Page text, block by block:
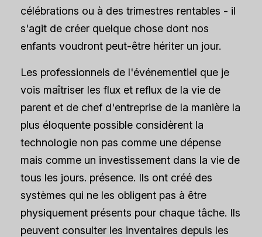
célébrations ou à des trimestres rentables - il
s'agit de créer quelque chose dont nos
enfants voudront peut-être hériter un jour.
Les professionnels de l'événementiel que je
vois maîtriser les flux et reflux de la vie de
parent et de chef d'entreprise de la manière la
plus éloquente possible considèrent la
technologie non pas comme une dépense
mais comme un investissement dans la vie de
tous les jours. présence. Ils ont créé des
systèmes qui ne les obligent pas à être
physiquement présents pour chaque tâche. Ils
peuvent consulter les inventaires depuis les